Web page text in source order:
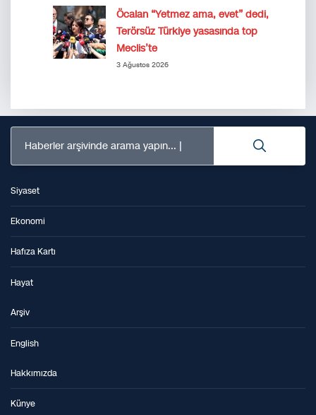
Öcalan “Yetmez ama, evet” dedi,
Terörsüz Türkiye yasasında top
Meclis’te
3 Ağustos 2026
Haberler arşivinde arama yapın...
Siyaset
Ekonomi
Hafıza Kartı
Hayat
Arşiv
English
Hakkımızda
Künye